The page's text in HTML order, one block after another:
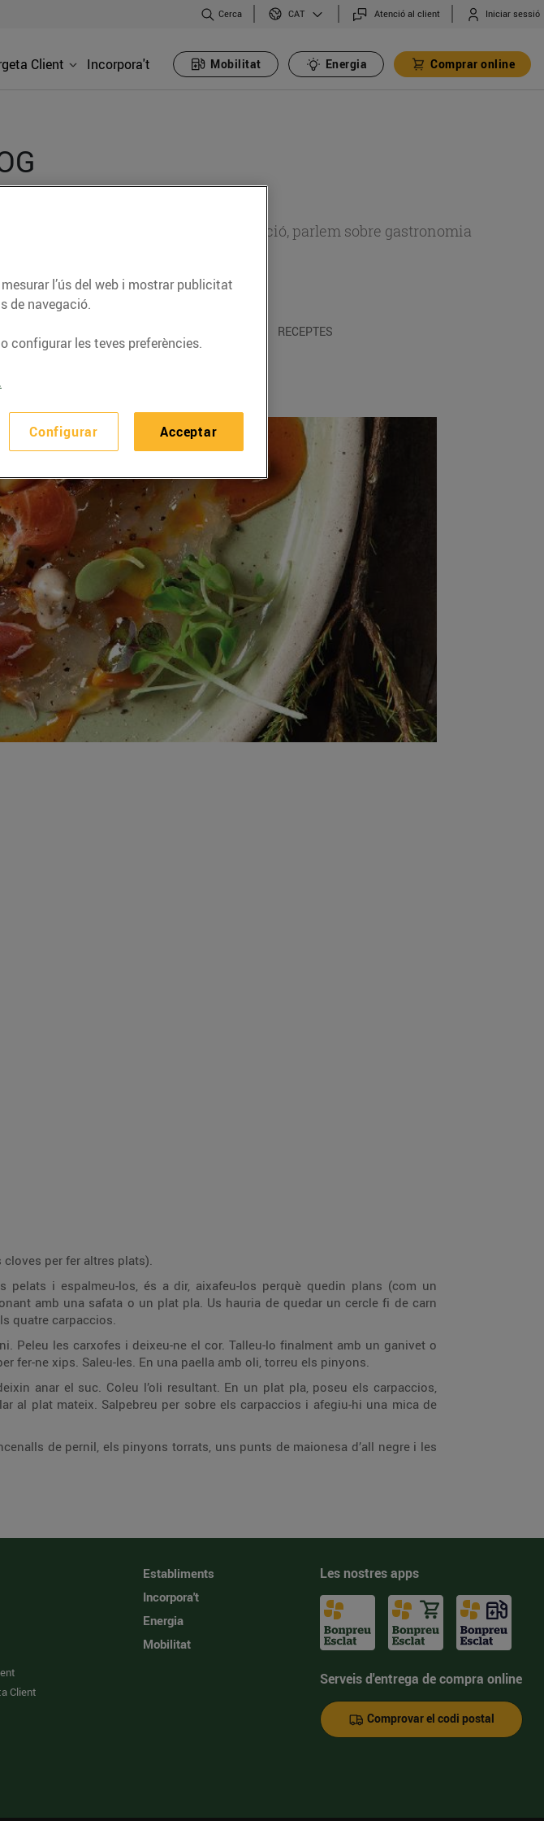
Cerca CAT Atenció al client Iniciar sessió
Client Incorpora't Mobilitat Energia Comprar online
d’actualitat sobre alimentació, parlem sobre gastronomia
altres temes.
RECEPTES
escamarlans i guardeu-ne la carn i els caps (reserveu-ne les cloves per fer altres plats).
racions. Congeleu els quatre carpaccios.
una mandolina. Passeu les làmines de carxofa per farina i fregiu-les per fer-ne xips. Saleu-les. En una paella amb oli, torreu els pinyons.
Client
Establiments
Incorpora't
Energia
Mobilitat
Les nostres apps
Serveis d'entrega de compra online
Comprovar el codi postal
l’ús del web i mostrar publicitat
de navegació.
configurar les teves preferències.
Configurar Acceptar